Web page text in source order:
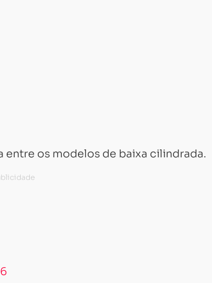
os modelos de baixa cilindrada.